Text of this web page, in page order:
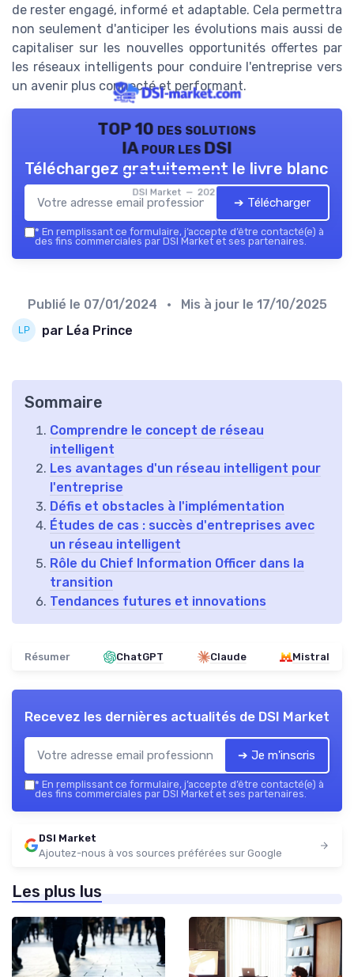
de rester engagé, informé et adaptable. Cela permettra
non seulement d'anticiper les évolutions mais aussi de
capitaliser sur les nouvelles opportunités offertes par
les réseaux intelligents pour conduire l'entreprise vers
un avenir plus connecté et performant.
TOP 10 des solutions
IA pour les DSI
DSI Market — 2026
Téléchargez gratuitement le livre blanc
➔ Télécharger
* En remplissant ce formulaire, j’accepte d’être contacté(e) à
des fins commerciales par DSI Market et ses partenaires.
Publié le 07/01/2024 • Mis à jour le 17/10/2025
par Léa Prince
Sommaire
Comprendre le concept de réseau
intelligent
Les avantages d'un réseau intelligent pour
l'entreprise
Défis et obstacles à l'implémentation
Études de cas : succès d'entreprises avec
un réseau intelligent
Rôle du Chief Information Officer dans la
transition
Tendances futures et innovations
Résumer ChatGPT Claude Mistral
Recevez les dernières actualités de DSI Market
➔ Je m'inscris
* En remplissant ce formulaire, j’accepte d’être contacté(e) à
des fins commerciales par DSI Market et ses partenaires.
DSI Market
Ajoutez-nous à vos sources préférées sur Google
Les plus lus